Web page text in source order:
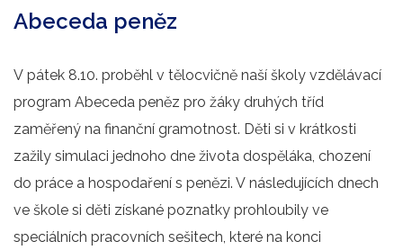
Abeceda peněz
V pátek 8.10. proběhl v tělocvičně naší školy vzdělávací
program Abeceda peněz pro žáky druhých tříd
zaměřený na finanční gramotnost. Děti si v krátkosti
zažily simulaci jednoho dne života dospěláka, chození
do práce a hospodaření s penězi. V následujících dnech
ve škole si děti získané poznatky prohloubily ve
speciálních pracovních sešitech, které na konci